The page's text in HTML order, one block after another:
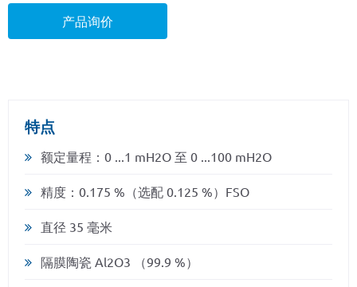
产品询价
特点
额定量程：0 ...1 mH2O 至 0 ...100 mH2O
精度：0.175 %（选配 0.125 %）FSO
直径 35 毫米
隔膜陶瓷 Al2O3 （99.9 %）